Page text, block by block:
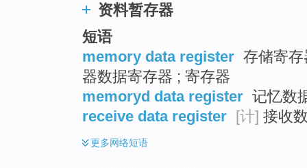
资料暂存器
短语
memory data register 存储寄
器数据寄存器 ; 寄存器
memoryd data register 记忆数
receive data register [计] 接收
更多网络短语